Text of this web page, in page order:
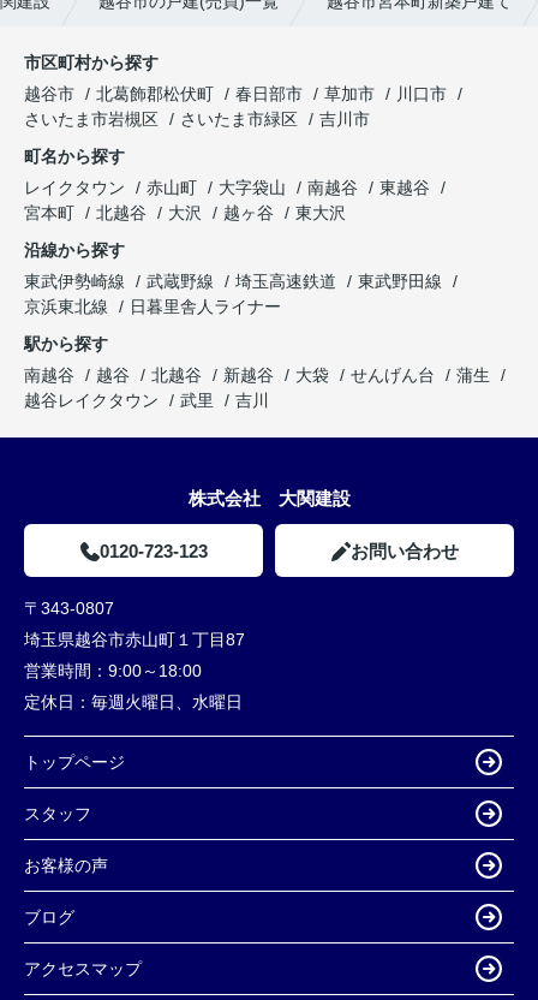
市区町村から探す
越谷市
北葛飾郡松伏町 春日部市 草加市
川口市
さいたま市岩槻区
さいたま市緑区
吉川市
町名から探す
レイクタウン
赤山町 大字袋山 南越谷
東越谷
宮本町
北越谷 大沢 越ヶ谷
東大沢
沿線から探す
東武伊勢崎線
武蔵野線 埼玉高速鉄道
東武野田線
京浜東北線
日暮里舎人ライナー
駅から探す
南越谷
越谷 北越谷 新越谷 大袋 せんげん台
蒲生
越谷レイクタウン
武里 吉川
株式会社 大関建設
0120-723-123 お問い合わせ
〒343-0807
埼玉県越谷市赤山町１丁目87
営業時間： 9:00～18:00
定休日： 毎週火曜日、水曜日
トップページ
スタッフ
お客様の声
ブログ
アクセスマップ